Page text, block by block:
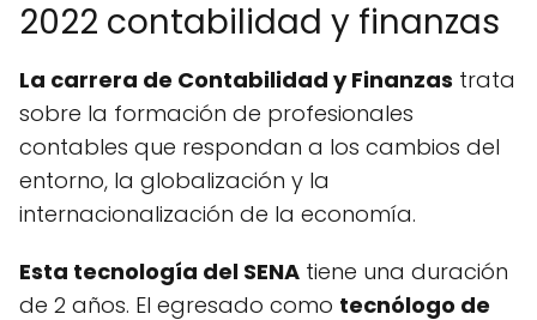
2022 contabilidad y finanzas
La carrera de Contabilidad y Finanzas trata
sobre la formación de profesionales
contables que respondan a los cambios del
entorno, la globalización y la
internacionalización de la economía.
Esta tecnología del SENA tiene una duración
de 2 años. El egresado como tecnólogo de